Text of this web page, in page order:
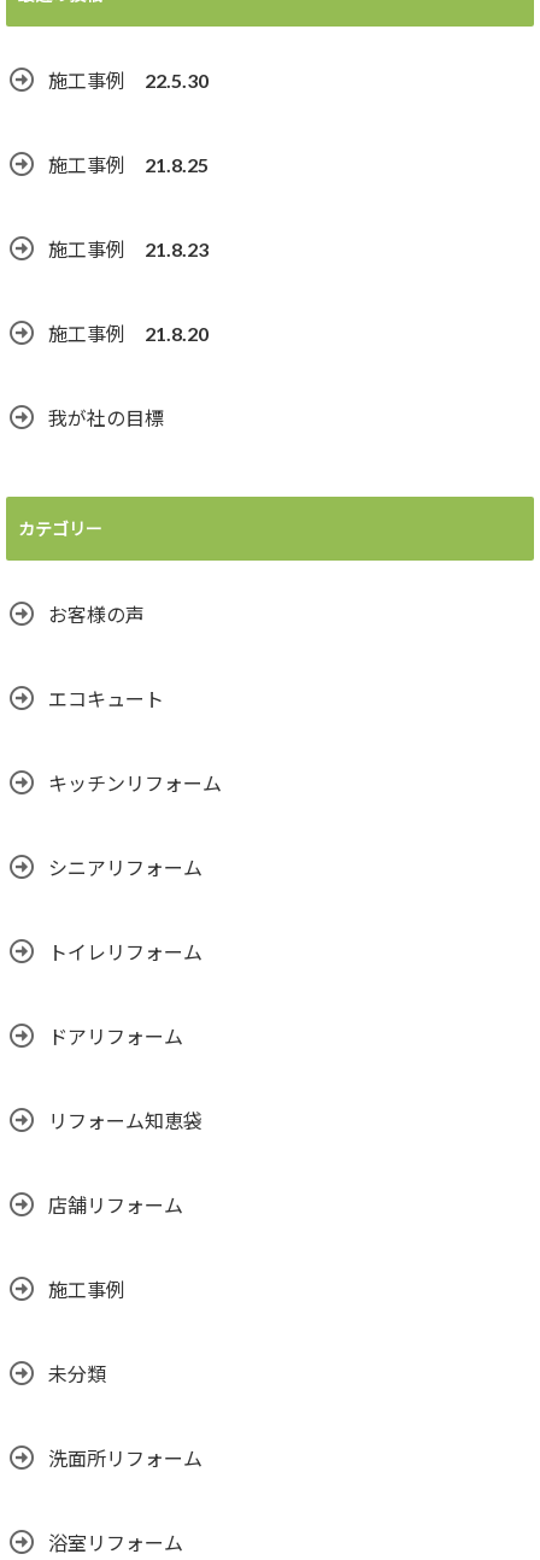
施工事例 22.5.30
施工事例 21.8.25
施工事例 21.8.23
施工事例 21.8.20
我が社の目標
カテゴリー
お客様の声
エコキュート
キッチンリフォーム
シニアリフォーム
トイレリフォーム
ドアリフォーム
リフォーム知恵袋
店舗リフォーム
施工事例
未分類
洗面所リフォーム
浴室リフォーム